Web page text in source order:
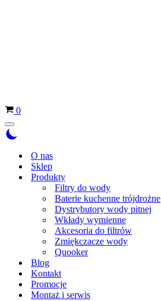
Koszyk
0
Menu
nawigacji
O nas
Sklep
Produkty
Filtry do wody
Baterie kuchenne trójdrożne
Dystrybutory wody pitnej
Wkłady wymienne
Akcesoria do filtrów
Zmiękczacze wody
Quooker
Blog
Kontakt
Promocje
Montaż i serwis